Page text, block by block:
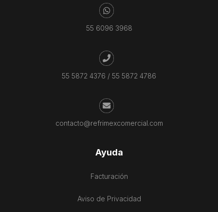
55 6096 3968
55 5872 4376 / 55 5872 4786
contacto@refrimexcomercial.com
Ayuda
Facturación
Aviso de Privacidad